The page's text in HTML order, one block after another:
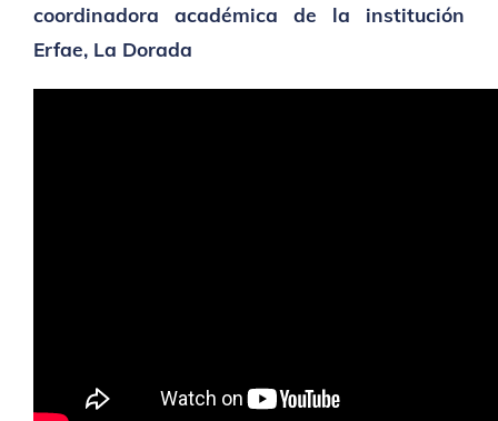
coordinadora académica de la institución
Erfae, La Dorada